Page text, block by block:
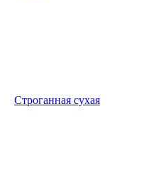
Строганная сухая